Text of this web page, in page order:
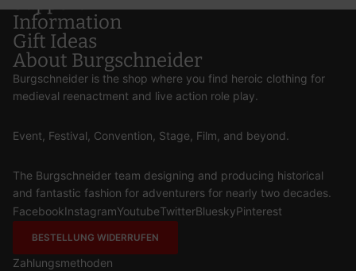
Information
Gift Ideas
About Burgschneider
Burgschneider is the shop where you find heroic clothing for
medieval reenactment and live action role play.
Event, Festival, Convention, Stage, Film, and beyond.
The Burgschneider team designing and producing historical
and fantastic fashion for adventurers for nearly two decades.
FacebookInstagramYoutubeTwitterBlueskyPinterest
BESTELLUNG WIDERRUFEN
Zahlungsmethoden